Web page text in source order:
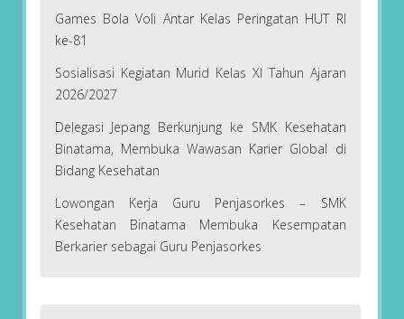
Games Bola Voli Antar Kelas Peringatan HUT RI
ke-81
Sosialisasi Kegiatan Murid Kelas XI Tahun Ajaran
2026/2027
Delegasi Jepang Berkunjung ke SMK Kesehatan
Binatama, Membuka Wawasan Karier Global di
Bidang Kesehatan
Lowongan Kerja Guru Penjasorkes – SMK
Kesehatan Binatama Membuka Kesempatan
Berkarier sebagai Guru Penjasorkes